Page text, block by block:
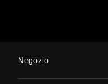
Negozio